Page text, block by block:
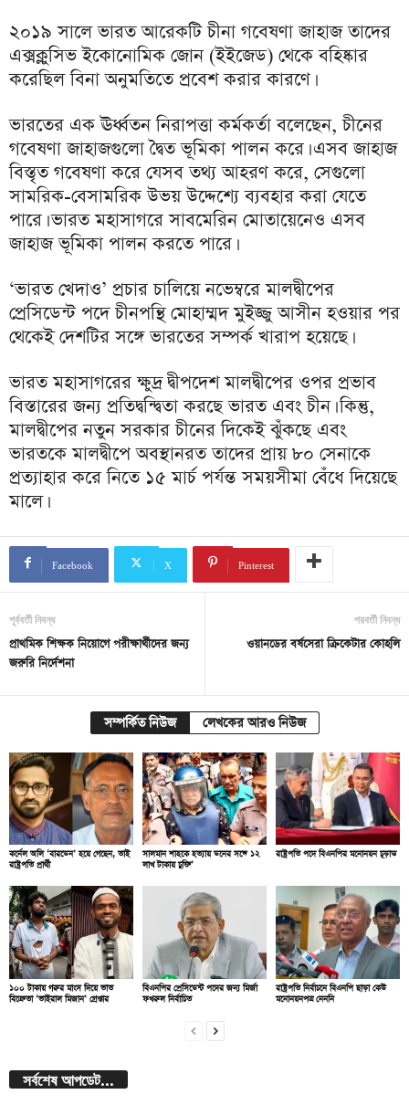
২০১৯ সালে ভারত আরেকটি চীনা গবেষণা জাহাজ তাদের
এক্সক্লুসিভ ইকোনোমিক জোন (ইইজেড) থেকে বহিষ্কার
করেছিল বিনা অনুমতিতে প্রবেশ করার কারণে।
ভারতের এক ঊর্ধ্বতন নিরাপত্তা কর্মকর্তা বলেছেন, চীনের
গবেষণা জাহাজগুলো দ্বৈত ভূমিকা পালন করে। এসব জাহাজ
বিস্তৃত গবেষণা করে যেসব তথ্য আহরণ করে, সেগুলো
সামরিক-বেসামরিক উভয় উদ্দেশ্যে ব্যবহার করা যেতে
পারে। ভারত মহাসাগরে সাবমেরিন মোতায়েনেও এসব
জাহাজ ভূমিকা পালন করতে পারে।
‘ভারত খেদাও’ প্রচার চালিয়ে নভেম্বরে মালদ্বীপের
প্রেসিডেন্ট পদে চীনপন্থি মোহাম্মদ মুইজ্জু আসীন হওয়ার পর
থেকেই দেশটির সঙ্গে ভারতের সম্পর্ক খারাপ হয়েছে।
ভারত মহাসাগরের ক্ষুদ্র দ্বীপদেশ মালদ্বীপের ওপর প্রভাব
বিস্তারের জন্য প্রতিদ্বন্দ্বিতা করছে ভারত এবং চীন। কিন্তু,
মালদ্বীপের নতুন সরকার চীনের দিকেই ঝুঁকছে এবং
ভারতকে মালদ্বীপে অবস্থানরত তাদের প্রায় ৮০ সেনাকে
প্রত্যাহার করে নিতে ১৫ মার্চ পর্যন্ত সময়সীমা বেঁধে দিয়েছে
মালে।
Facebook X Pinterest
পূর্ববর্তী নিবন্ধ
প্রাথমিক শিক্ষক নিয়োগে পরীক্ষার্থীদের জন্য
জরুরি নির্দেশনা
পরবর্তী নিবন্ধ
ওয়ানডের বর্ষসেরা ক্রিকেটার কোহলি
সম্পর্কিত নিউজ লেখকের আরও নিউজ
কর্নেল অলি ‘বারডেন’ হয়ে গেছেন, তাই
রাষ্ট্রপতি প্রার্থী
সালমান শাহকে হত্যায় ডনের সঙ্গে ১২
লাখ টাকায় চুক্তি’
রাষ্ট্রপতি পদে বিএনপির মনোনয়ন চূড়ান্ত
১০০ টাকায় গরুর মাংস দিয়ে ভাত
বিক্রেতা ‘ভাইরাল মিজান’ গ্রেপ্তার
বিএনপির প্রেসিডেন্ট পদের জন্য মির্জা
ফখরুল নির্বাচিত
রাষ্ট্রপতি নির্বাচনে বিএনপি ছাড়া কেউ
মনোনয়নপত্র নেননি
সর্বশেষ আপডেট...